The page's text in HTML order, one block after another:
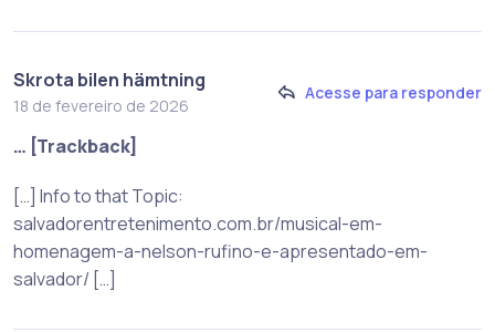
Skrota bilen hämtning
18 de fevereiro de 2026
Acesse para responder
… [Trackback]
[…] Info to that Topic:
salvadorentretenimento.com.br/musical-em-
homenagem-a-nelson-rufino-e-apresentado-em-
salvador/ […]